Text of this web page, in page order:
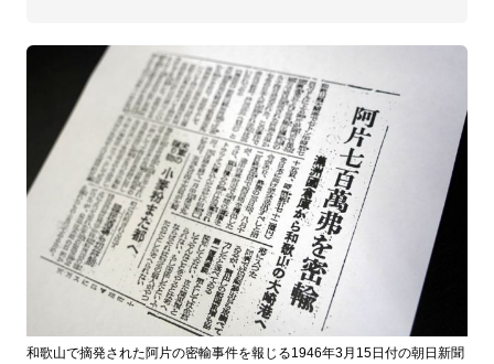
和歌山で摘発された阿片の密輸事件を報じる1946年3月15日付の朝日新聞